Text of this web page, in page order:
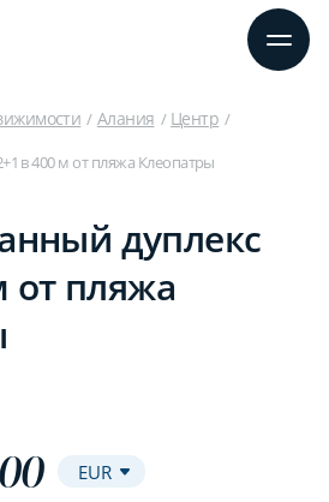
Алания
Центр
в 400 м от пляжа Клеопатры
дуплекс
от пляжа